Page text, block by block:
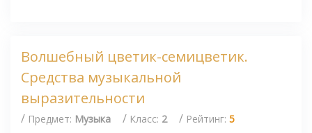
Волшебный цветик-семицветик.
Средства музыкальной
выразительности
/ Предмет: Музыка / Класс: 2 / Рейтинг: 5